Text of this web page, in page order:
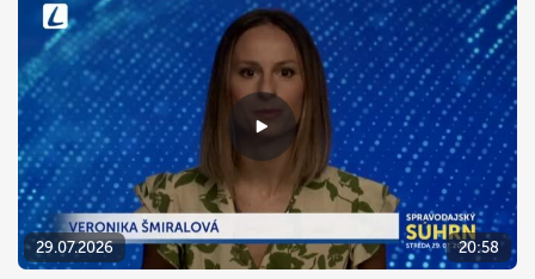
29.07.2026 20:58